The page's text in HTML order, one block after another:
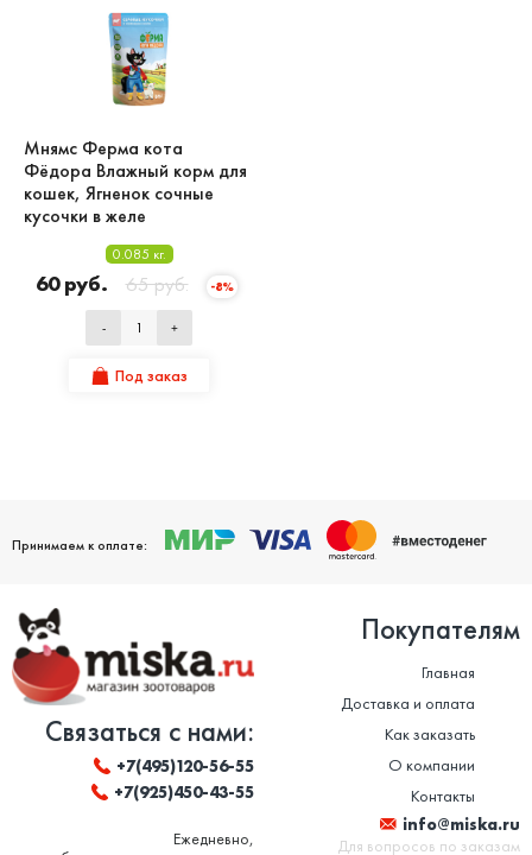
Мнямс Ферма кота
Фёдора Влажный корм для
кошек, Ягненок сочные
кусочки в желе
0.085 кг.
60 руб. 65 руб. -8%
- +
Под заказ
Принимаем к оплате:
Связаться с нами:
+7(495)120-56-55
+7(925)450-43-55
Ежедневно,
Покупателям
Главная
Доставка и оплата
Как заказать
О компании
Контакты
info@miska.ru
Для вопросов по заказам